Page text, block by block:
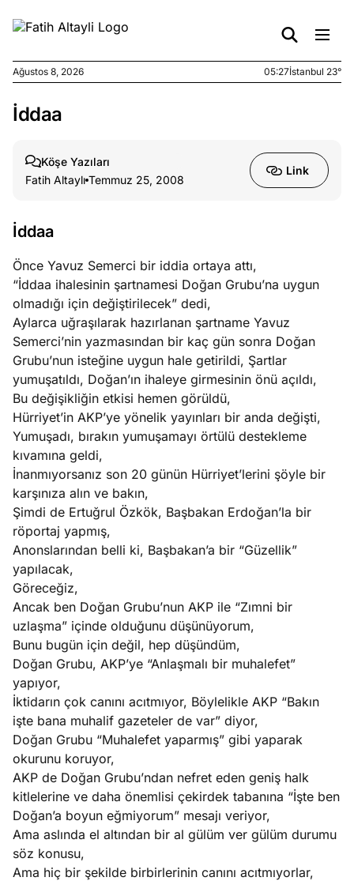
Ağustos
kirli
6, 2026
yasalar
Ağustos
5, 2026
stok
caiz
Köşe
Yazıları
Spor
Yazıları
Yazıları
Ağustos 8, 2026 05:27İstanbul 23°
İddaa
Köşe Yazıları
Fatih Altaylı Temmuz 25, 2008
Link
İddaa
Önce Yavuz Semerci bir iddia ortaya attı,
“İddaa ihalesinin şartnamesi Doğan Grubu’na uygun
olmadığı için değiştirilecek” dedi,
Aylarca uğraşılarak hazırlanan şartname Yavuz
Semerci’nin yazmasından bir kaç gün sonra Doğan
Grubu’nun isteğine uygun hale getirildi, Şartlar
yumuşatıldı, Doğan’ın ihaleye girmesinin önü açıldı,
Bu değişikliğin etkisi hemen görüldü,
Hürriyet’in AKP’ye yönelik yayınları bir anda değişti,
Yumuşadı, bırakın yumuşamayı örtülü destekleme
kıvamına geldi,
İnanmıyorsanız son 20 günün Hürriyet’lerini şöyle bir
karşınıza alın ve bakın,
Şimdi de Ertuğrul Özkök, Başbakan Erdoğan’la bir
röportaj yapmış,
Anonslarından belli ki, Başbakan’a bir “Güzellik”
yapılacak,
Göreceğiz,
Ancak ben Doğan Grubu’nun AKP ile “Zımni bir
uzlaşma” içinde olduğunu düşünüyorum,
Bunu bugün için değil, hep düşündüm,
Doğan Grubu, AKP’ye “Anlaşmalı bir muhalefet”
yapıyor,
İktidarın çok canını acıtmıyor, Böylelikle AKP “Bakın
işte bana muhalif gazeteler de var” diyor,
Doğan Grubu “Muhalefet yaparmış” gibi yaparak
okurunu koruyor,
AKP de Doğan Grubu’ndan nefret eden geniş halk
kitlelerine ve daha önemlisi çekirdek tabanına “İşte ben
Doğan’a boyun eğmiyorum” mesajı veriyor,
Ama aslında el altından bir al gülüm ver gülüm durumu
söz konusu,
Ama hiç bir şekilde birbirlerinin canını acıtmıyorlar,